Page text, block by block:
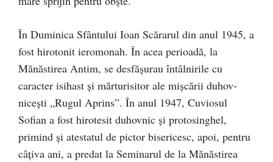
În Duminica Sfântului Ioan Scărarul din anul 1945, a
fost hirotonit ieromonah. În acea perioadă, la
Mănăstirea Antim, se desfăşurau întâlnirile cu
caracter isihast și mărturisitor ale mișcării duhov­
nicești „Rugul Aprins”. În anul 1947, Cuviosul
Sofian a fost hirotesit duhovnic și protosinghel,
primind și atestatul de pictor bisericesc, apoi, pentru
câțiva ani, a predat la Seminarul de la Mănăstirea